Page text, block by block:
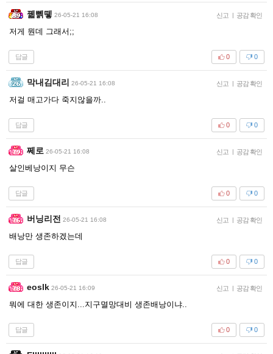
꿻뻵뗗 26-05-21 16:08 신고 | 공감 확인
저게 뭔데 그래서;;
답글 0
0
막내김대리 26-05-21 16:08 신고 | 공감 확인
저걸 매고가다 죽지않을까..
답글 0
0
쩨로 26-05-21 16:08 신고 | 공감 확인
살인베낭이지 무슨
답글 0
0
버닝리전 26-05-21 16:08 신고 | 공감 확인
배낭만 생존하겠는데
답글 0
0
eoslk 26-05-21 16:09 신고 | 공감 확인
뭐에 대한 생존이지...지구멸망대비 생존배낭이냐..
답글 0
0